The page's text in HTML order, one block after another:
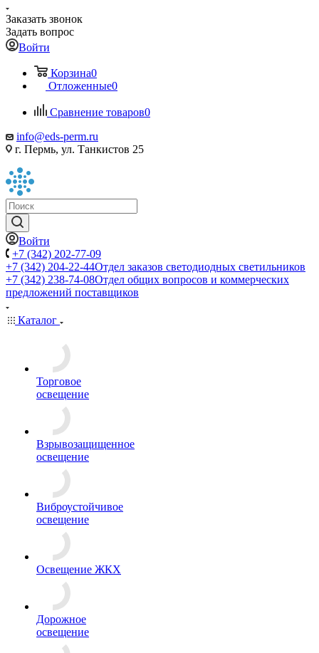
Заказать звонок
Задать вопрос
Войти
Корзина0
Отложенные0
Сравнение товаров0
info@eds-perm.ru
г. Пермь, ул. Танкистов 25
Войти
+7 (342) 202-77-09
+7 (342) 204-22-44Отдел заказов светодиодных светильников
+7 (342) 238-74-08Отдел общих вопросов и коммерческих
предложений поставщиков
Каталог
Торговое
освещение
Взрывозащищенное
освещение
Виброустойчивое
освещение
Освещение ЖКХ
Дорожное
освещение